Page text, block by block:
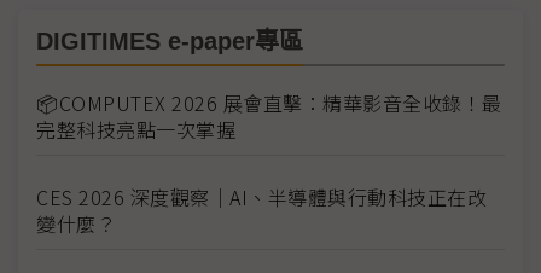
DIGITIMES e-paper專區
📦COMPUTEX 2026 展會直擊：精華影音全收錄！最
完整科技亮點一次掌握
CES 2026 深度觀察｜AI、半導體與行動科技正在改
變什麼？